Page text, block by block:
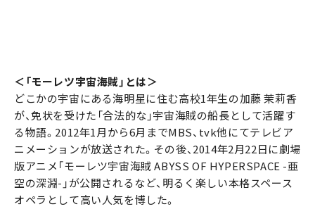
＜「モーレツ宇宙海賊」とは＞
どこかの宇宙にある海明星に住む高校1年生の加藤 茉莉香
が、免状を受けた「合法的な」宇宙海賊の船長として活躍す
る物語。2012年1月から6月までMBS、tvk他にてテレビア
ニメーションが放送された。その後、2014年2月22日に劇場
版アニメ「モーレツ宇宙海賊 ABYSS OF HYPERSPACE -亜
空の深淵-」が公開されるなど、明るく楽しい本格スペース
オペラとして高い人気を博した。